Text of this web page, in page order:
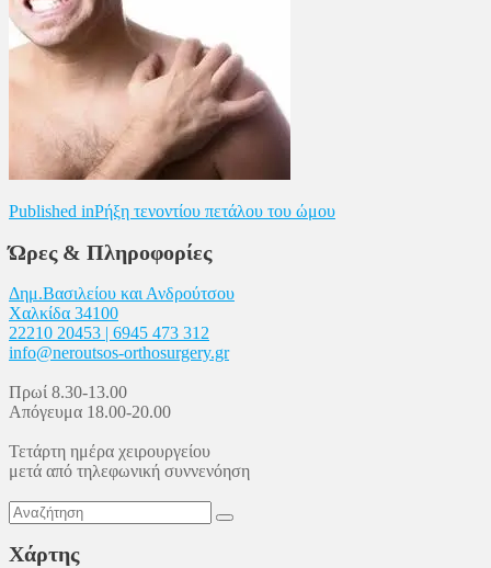
Πλοήγηση
Published inΡήξη τενοντίου πετάλου του ώμου
Ώρες & Πληροφορίες
Δημ.Βασιλείου και Ανδρούτσου
Χαλκίδα 34100
22210 20453 | 6945 473 312
info@neroutsos-orthosurgery.gr
Πρωί 8.30-13.00
Απόγευμα 18.00-20.00
Τετάρτη ημέρα χειρουργείου
μετά από τηλεφωνική συννενόηση
Χάρτης